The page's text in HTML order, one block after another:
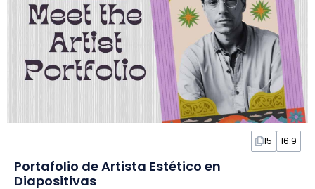
15 16:9
Portafolio de Artista Estético en
Diapositivas